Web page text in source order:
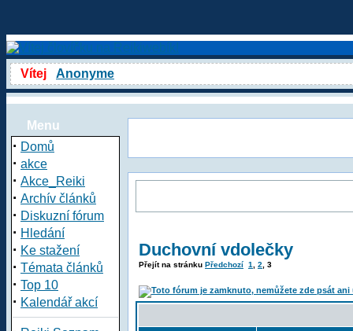
Vítej Anonyme
Menu
· Domů
· akce
· Akce_Reiki
· Archív článků
· Diskuzní fórum
· Hledání
· Ke stažení
· Témata článků
· Top 10
· Kalendář akcí
Duchovní vdolečky
Přejít na stránku Předchozí 1 2 3